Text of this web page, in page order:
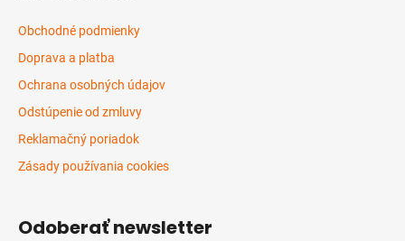
Obchodné podmienky
Doprava a platba
Ochrana osobných údajov
Odstúpenie od zmluvy
Reklamačný poriadok
Zásady používania cookies
Odoberať newsletter